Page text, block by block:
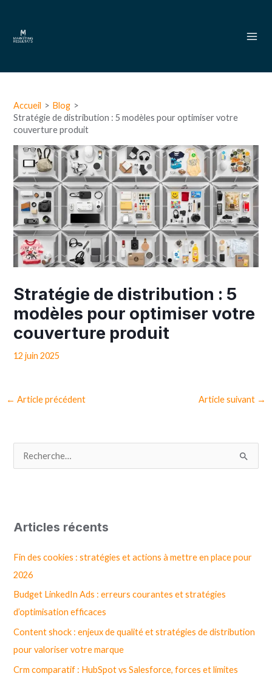
contenu
Accueil
Blog
Stratégie de distribution : 5 modèles pour optimiser votre
couverture produit
Stratégie de distribution : 5
modèles pour optimiser votre
couverture produit
12 juin 2025
articles
← Article précédent Article suivant →
e
e
r
:
Articles récents
Fin des cookies : stratégies et actions à mettre en place pour
2026
Budget LinkedIn Ads : erreurs courantes et stratégies
d’optimisation efficaces
Content shock : enjeux de qualité et stratégies de distribution
pour valoriser votre marque
Crm comparatif : HubSpot vs Salesforce, forces et limites